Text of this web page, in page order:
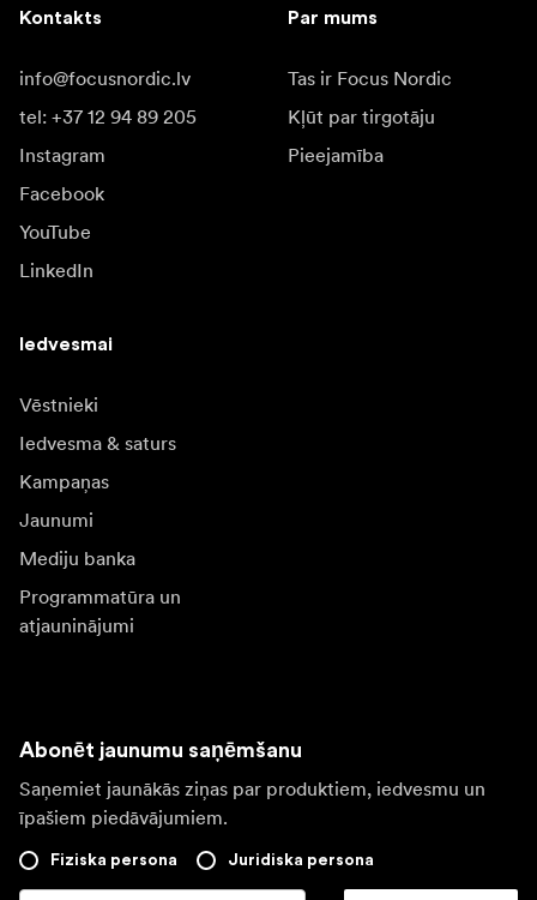
Kontakts
info@focusnordic.lv
tel: +37 12 94 89 205
Instagram
Facebook
YouTube
LinkedIn
Par mums
Tas ir Focus Nordic
Kļūt par tirgotāju
Pieejamība
Iedvesmai
Vēstnieki
Iedvesma & saturs
Kampaņas
Jaunumi
Mediju banka
Programmatūra un
atjauninājumi
Abonēt jaunumu saņēmšanu
Saņemiet jaunākās ziņas par produktiem, iedvesmu un
īpašiem piedāvājumiem.
Fiziska persona Juridiska persona